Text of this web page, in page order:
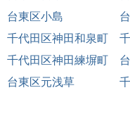
台東区小島
千代田区神田和泉町
千代田区神田練塀町
台東区元浅草